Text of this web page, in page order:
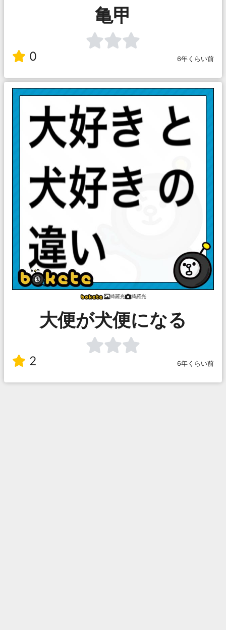
亀甲
0 6年くらい前
綺羅光 綺羅光
大便が犬便になる
2 6年くらい前